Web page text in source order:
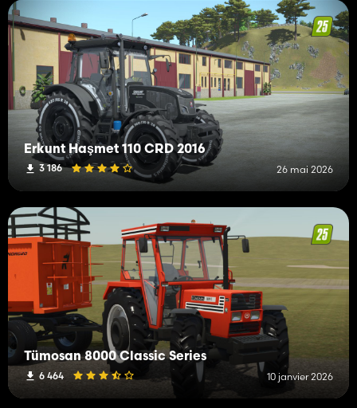
Erkunt Haşmet 110 CRD 2016
3 186 26 mai 2026
Tümosan 8000 Classic Series
6 464 10 janvier 2026